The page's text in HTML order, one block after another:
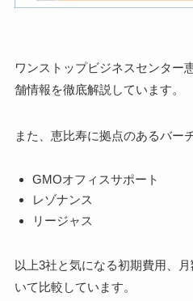
ワンストップビジネスセンター
舗情報を徹底解説しています。
また、恵比寿に拠点のあるバー
GMOオフィスサポート
レゾナンス
リージャス
以上3社と気になる初期費用、
いて比較しています。